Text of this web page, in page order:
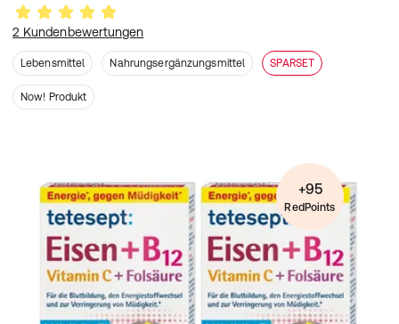
2 Kundenbewertungen
Lebensmittel Nahrungsergänzungsmittel SPARSET
Now! Produkt
+95
RedPoints